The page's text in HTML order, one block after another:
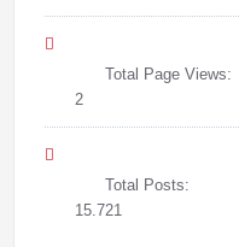
Total Page Views:
2
Total Posts:
15.721